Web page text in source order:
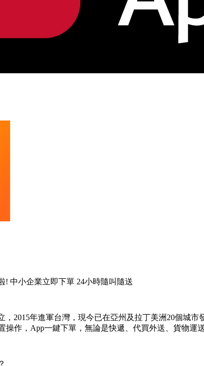
! 中小企業立即下單 24小時隨叫隨送
，2015年進軍台灣，現今已在亞州及拉丁美洲20個城
操作，App一鍵下單，無論是快遞、代買外送、貨物運